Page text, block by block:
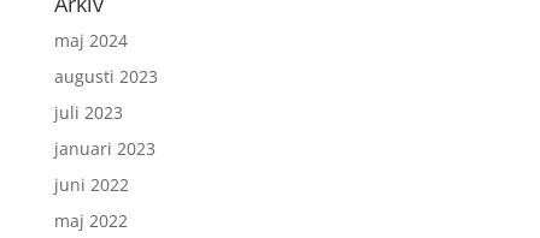
maj 2024
augusti 2023
juli 2023
januari 2023
juni 2022
maj 2022